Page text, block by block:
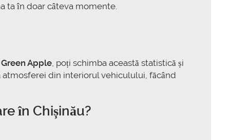
ta în doar câteva momente.
Green Apple, poți schimba această statistică și
din interiorul vehiculului, făcând
în Chișinău?